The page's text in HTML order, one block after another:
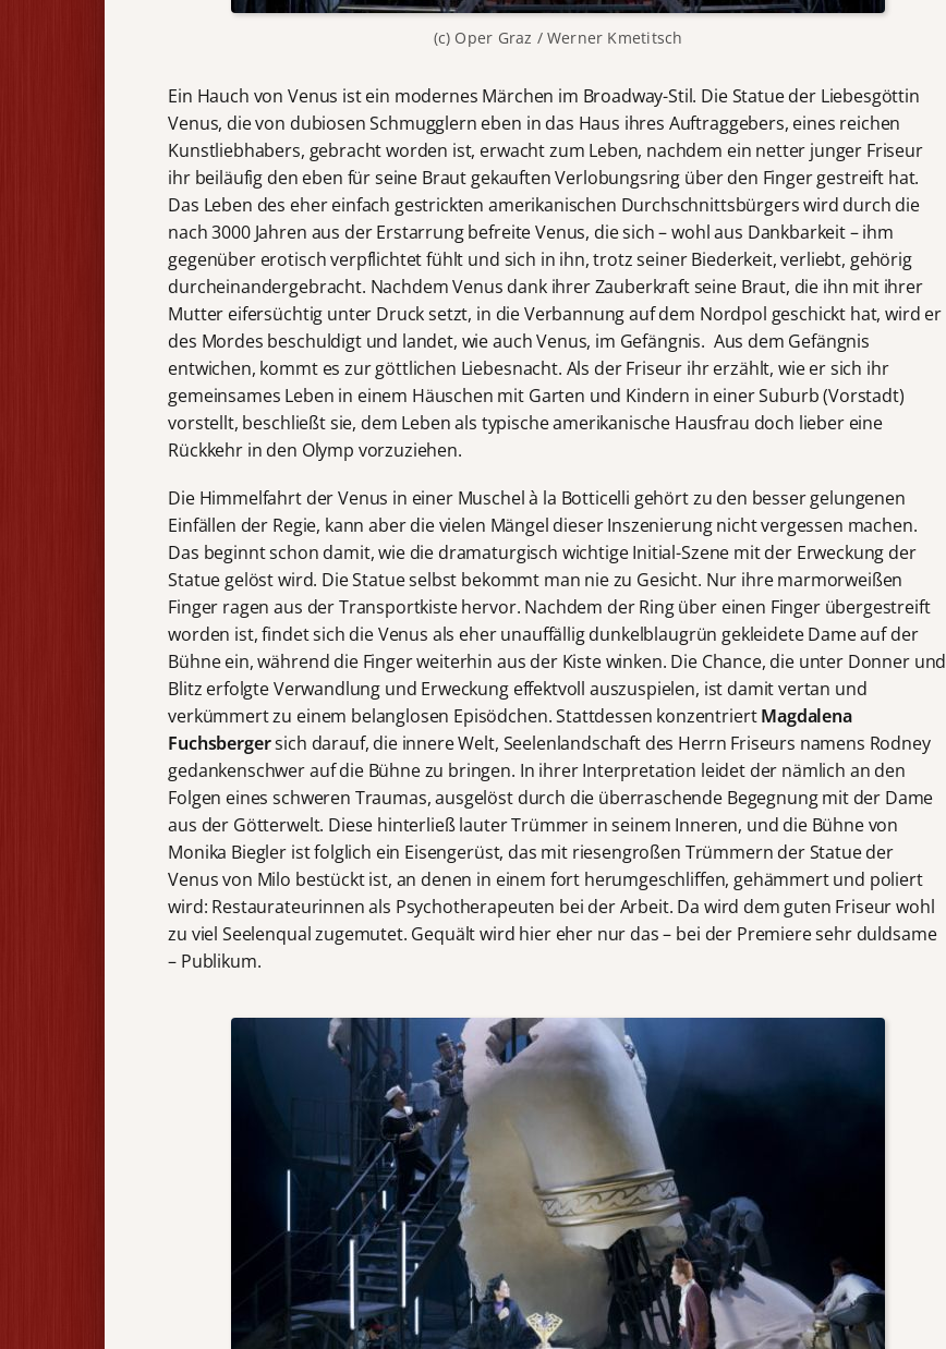
(c) Oper Graz / Werner Kmetitsch
Ein Hauch von Venus ist ein modernes Märchen im Broadway-Stil. Die Statue der Liebesgöttin
Venus, die von dubiosen Schmugglern eben in das Haus ihres Auftraggebers, eines reichen
Kunstliebhabers, gebracht worden ist, erwacht zum Leben, nachdem ein netter junger Friseur
ihr beiläufig den eben für seine Braut gekauften Verlobungsring über den Finger gestreift hat.
Das Leben des eher einfach gestrickten amerikanischen Durchschnittsbürgers wird durch die
nach 3000 Jahren aus der Erstarrung befreite Venus, die sich – wohl aus Dankbarkeit – ihm
gegenüber erotisch verpflichtet fühlt und sich in ihn, trotz seiner Biederkeit, verliebt, gehörig
durcheinandergebracht. Nachdem Venus dank ihrer Zauberkraft seine Braut, die ihn mit ihrer
Mutter eifersüchtig unter Druck setzt, in die Verbannung auf dem Nordpol geschickt hat, wird er
des Mordes beschuldigt und landet, wie auch Venus, im Gefängnis. Aus dem Gefängnis
entwichen, kommt es zur göttlichen Liebesnacht. Als der Friseur ihr erzählt, wie er sich ihr
gemeinsames Leben in einem Häuschen mit Garten und Kindern in einer Suburb (Vorstadt)
vorstellt, beschließt sie, dem Leben als typische amerikanische Hausfrau doch lieber eine
Rückkehr in den Olymp vorzuziehen.
Die Himmelfahrt der Venus in einer Muschel à la Botticelli gehört zu den besser gelungenen
Einfällen der Regie, kann aber die vielen Mängel dieser Inszenierung nicht vergessen machen.
Das beginnt schon damit, wie die dramaturgisch wichtige Initial-Szene mit der Erweckung der
Statue gelöst wird. Die Statue selbst bekommt man nie zu Gesicht. Nur ihre marmorweißen
Finger ragen aus der Transportkiste hervor. Nachdem der Ring über einen Finger übergestreift
worden ist, findet sich die Venus als eher unauffällig dunkelblaugrün gekleidete Dame auf der
Bühne ein, während die Finger weiterhin aus der Kiste winken. Die Chance, die unter Donner und
Blitz erfolgte Verwandlung und Erweckung effektvoll auszuspielen, ist damit vertan und
verkümmert zu einem belanglosen Episödchen. Stattdessen konzentriertMagdalena
Fuchsbergersich darauf, die innere Welt, Seelenlandschaft des Herrn Friseurs namens Rodney
gedankenschwer auf die Bühne zu bringen. In ihrer Interpretation leidet der nämlich an den
Folgen eines schweren Traumas, ausgelöst durch die überraschende Begegnung mit der Dame
aus der Götterwelt. Diese hinterließ lauter Trümmer in seinem Inneren, und die Bühne von
Monika Biegler ist folglich ein Eisengerüst, das mit riesengroßen Trümmern der Statue der
Venus von Milo bestückt ist, an denen in einem fort herumgeschliffen, gehämmert und poliert
wird: Restaurateurinnen als Psychotherapeuten bei der Arbeit. Da wird dem guten Friseur wohl
zu viel Seelenqual zugemutet. Gequält wird hier eher nur das – bei der Premiere sehr duldsame
– Publikum.